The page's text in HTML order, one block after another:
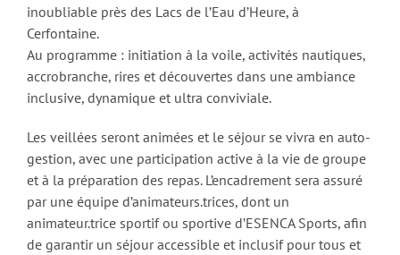
inoubliable près des Lacs de l’Eau d’Heure, à
Cerfontaine.
Au programme : initiation à la voile, activités nautiques,
accrobranche, rires et découvertes dans une ambiance
inclusive, dynamique et ultra conviviale.
Les veillées seront animées et le séjour se vivra en auto-
gestion, avec une participation active à la vie de groupe
et à la préparation des repas. L’encadrement sera assuré
par une équipe d’animateurs.trices, dont un
animateur.trice sportif ou sportive d’ESENCA Sports, afin
de garantir un séjour accessible et inclusif pour tous et